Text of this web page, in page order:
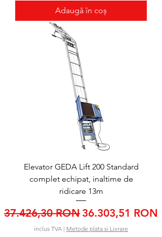
Adaugă în coș
Elevator GEDA Lift 200 Standard
complet echipat, inaltime de
ridicare 13m
Preț normal
37.426,30 RON Preț redus
36.303,51 RON
inclus TVA | Metode plata si Livrare